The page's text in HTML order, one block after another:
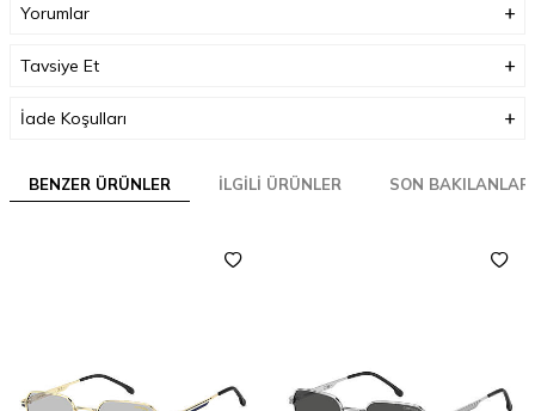
Yorumlar
Tavsiye Et
İade Koşulları
BENZER ÜRÜNLER İLGILI ÜRÜNLER SON BAKILANLAR